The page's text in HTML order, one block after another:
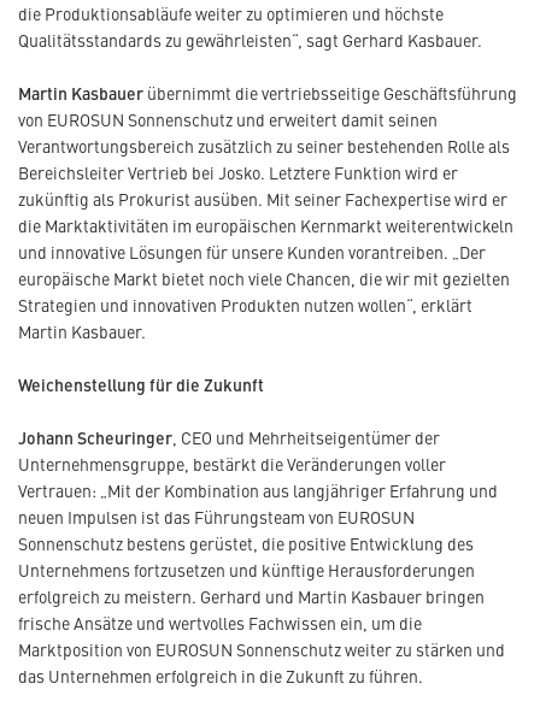
die Produktionsabläufe weiter zu optimieren und höchste
Qualitätsstandards zu gewährleisten“, sagt Gerhard Kasbauer.
Martin Kasbauer übernimmt die vertriebsseitige Geschäftsführung
von EUROSUN Sonnenschutz und erweitert damit seinen
Verantwortungsbereich zusätzlich zu seiner bestehenden Rolle als
Bereichsleiter Vertrieb bei Josko. Letztere Funktion wird er
zukünftig als Prokurist ausüben. Mit seiner Fachexpertise wird er
die Marktaktivitäten im europäischen Kernmarkt weiterentwickeln
und innovative Lösungen für unsere Kunden vorantreiben. „Der
europäische Markt bietet noch viele Chancen, die wir mit gezielten
Strategien und innovativen Produkten nutzen wollen“, erklärt
Martin Kasbauer.
Weichenstellung für die Zukunft
Johann Scheuringer, CEO und Mehrheitseigentümer der
Unternehmensgruppe, bestärkt die Veränderungen voller
Vertrauen: „Mit der Kombination aus langjähriger Erfahrung und
neuen Impulsen ist das Führungsteam von EUROSUN
Sonnenschutz bestens gerüstet, die positive Entwicklung des
Unternehmens fortzusetzen und künftige Herausforderungen
erfolgreich zu meistern. Gerhard und Martin Kasbauer bringen
frische Ansätze und wertvolles Fachwissen ein, um die
Marktposition von EUROSUN Sonnenschutz weiter zu stärken und
das Unternehmen erfolgreich in die Zukunft zu führen.